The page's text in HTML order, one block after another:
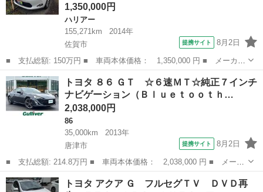
1,350,000円
ハリアー
155,271km
2014年
佐賀市
提携サイト 8月2日
■ 支払総額: 150万円 ■ 車両本体価格： 1,350,000 円 ■ メーカー
名： トヨタ ■ 車種名： ハリアー ■ グレード名： エレガン
ス サンルーフ メモリーナビ フルセグＴＶ バックカメラ ＥＴ
Ｃ 半革シー...
佐賀 佐賀市 ハリアー
トヨタ ８６ ＧＴ ☆６速ＭＴ☆純正７インチ
ナビゲーション（Ｂｌｕｅｔｏｏｔｈ…
2,038,000円
86
35,000km
2013年
唐津市
提携サイト 8月2日
■ 支払総額: 214.8万円 ■ 車両本体価格： 2,038,000 円 ■ メーカ
ー名： トヨタ ■ 車種名： ８６ ■ グレード名： ＧＴ ☆６速
ＭＴ☆純正７インチナビゲーション（Ｂｌｕｅｔｏｏｔｈ／ＣＤ／Ｄ
佐賀 唐津市 86
トヨタ アクア Ｇ フルセグＴＶ ＤＶＤ再